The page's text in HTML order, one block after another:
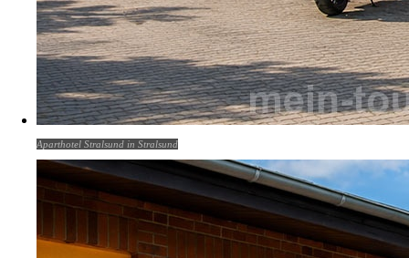
Aparthotel Stralsund in Stralsund